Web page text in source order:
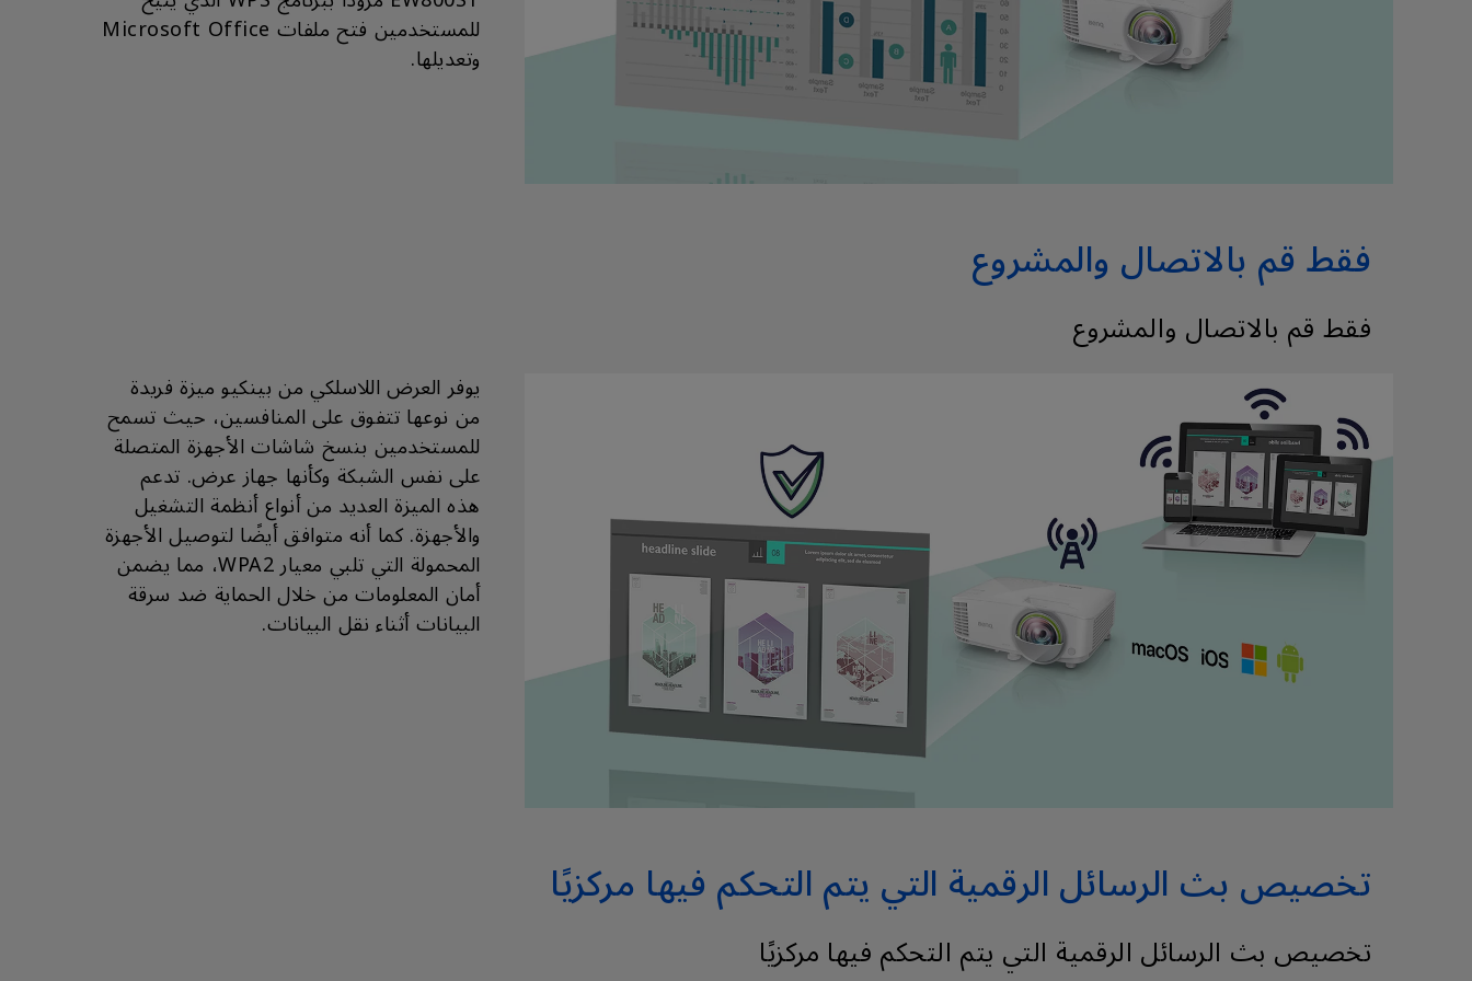
للمستخدمين فتح ملفات Microsoft Office
وتعديلها.
فقط قم بالاتصال والمشروع
فقط قم بالاتصال والمشروع
يوفر العرض اللاسلكي من بينكيو ميزة فريدة
من نوعها تتفوق على المنافسين، حيث تسمح
للمستخدمين بنسخ شاشات الأجهزة المتصلة
على نفس الشبكة وكأنها جهاز عرض. تدعم
هذه الميزة العديد من أنواع أنظمة التشغيل
والأجهزة. كما أنه متوافق أيضًا لتوصيل الأجهزة
المحمولة التي تلبي معيار WPA2، مما يضمن
أمان المعلومات من خلال الحماية ضد سرقة
البيانات أثناء نقل البيانات.
تخصيص بث الرسائل الرقمية التي يتم التحكم فيها مركزيًا
تخصيص بث الرسائل الرقمية التي يتم التحكم فيها مركزيًا